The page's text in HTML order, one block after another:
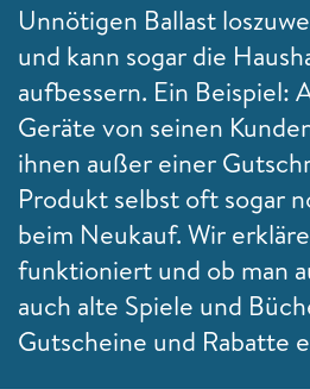
Unnötigen Ballast
und kann sogar die
aufbessern. Ein Beispiel:
Geräte von seinen
ihnen außer einer
Produkt selbst oft sogar
beim Neukauf. Wir
funktioniert und ob man
auch alte Spiele und
Gutscheine und Rabatte